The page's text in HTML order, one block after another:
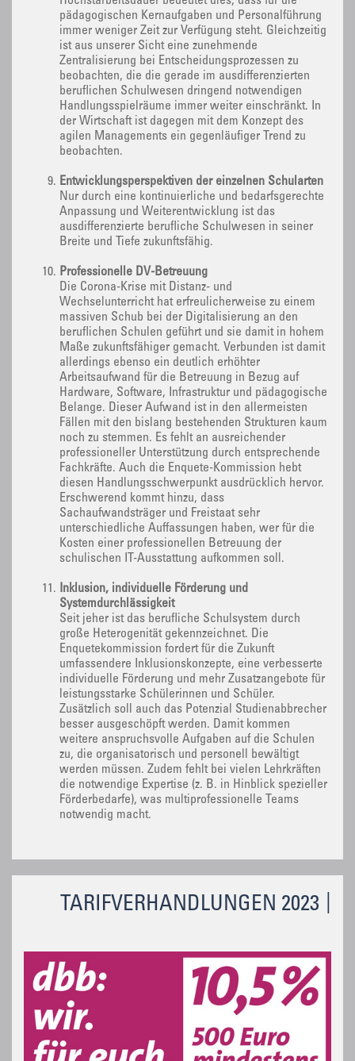
TARIFVERHANDLUNGEN 2023
pädagogischen Kernaufgaben und Personalführung
immer weniger Zeit zur Verfügung steht. Gleichzeitig
ist aus unserer Sicht eine zunehmende
Zentralisierung bei Entscheidungsprozessen zu
beobachten, die die gerade im ausdifferenzierten
beruflichen Schulwesen dringend notwendigen
Handlungsspielräume immer weiter einschränkt. In
der Wirtschaft ist dagegen mit dem Konzept des
agilen Managements ein gegenläufiger Trend zu
beobachten.
Entwicklungsperspektiven der einzelnen Schularten
Nur durch eine kontinuierliche und bedarfsgerechte
Anpassung und Weiterentwicklung ist das
ausdifferenzierte berufliche Schulwesen in seiner
Breite und Tiefe zukunftsfähig.
Professionelle DV-Betreuung
Die Corona-Krise mit Distanz- und
Wechselunterricht hat erfreulicherweise zu einem
massiven Schub bei der Digitalisierung an den
beruflichen Schulen geführt und sie damit in hohem
Maße zukunftsfähiger gemacht. Verbunden ist damit
allerdings ebenso ein deutlich erhöhter
Arbeitsaufwand für die Betreuung in Bezug auf
Hardware, Software, Infrastruktur und pädagogische
Belange. Dieser Aufwand ist in den allermeisten
Fällen mit den bislang bestehenden Strukturen kaum
noch zu stemmen. Es fehlt an ausreichender
professioneller Unterstützung durch entsprechende
Fachkräfte. Auch die Enquete-Kommission hebt
diesen Handlungsschwerpunkt ausdrücklich hervor.
Erschwerend kommt hinzu, dass
Sachaufwandsträger und Freistaat sehr
unterschiedliche Auffassungen haben, wer für die
Kosten einer professionellen Betreuung der
schulischen IT-Ausstattung aufkommen soll.
Inklusion, individuelle Förderung und
Systemdurchlässigkeit
Seit jeher ist das berufliche Schulsystem durch
große Heterogenität gekennzeichnet. Die
Enquetekommission fordert für die Zukunft
umfassendere Inklusionskonzepte, eine verbesserte
individuelle Förderung und mehr Zusatzangebote für
leistungsstarke Schülerinnen und Schüler.
Zusätzlich soll auch das Potenzial Studienabbrecher
besser ausgeschöpft werden. Damit kommen
weitere anspruchsvolle Aufgaben auf die Schulen
zu, die organisatorisch und personell bewältigt
werden müssen. Zudem fehlt bei vielen Lehrkräften
die notwendige Expertise (z. B. in Hinblick spezieller
Förderbedarfe), was multiprofessionelle Teams
notwendig macht.